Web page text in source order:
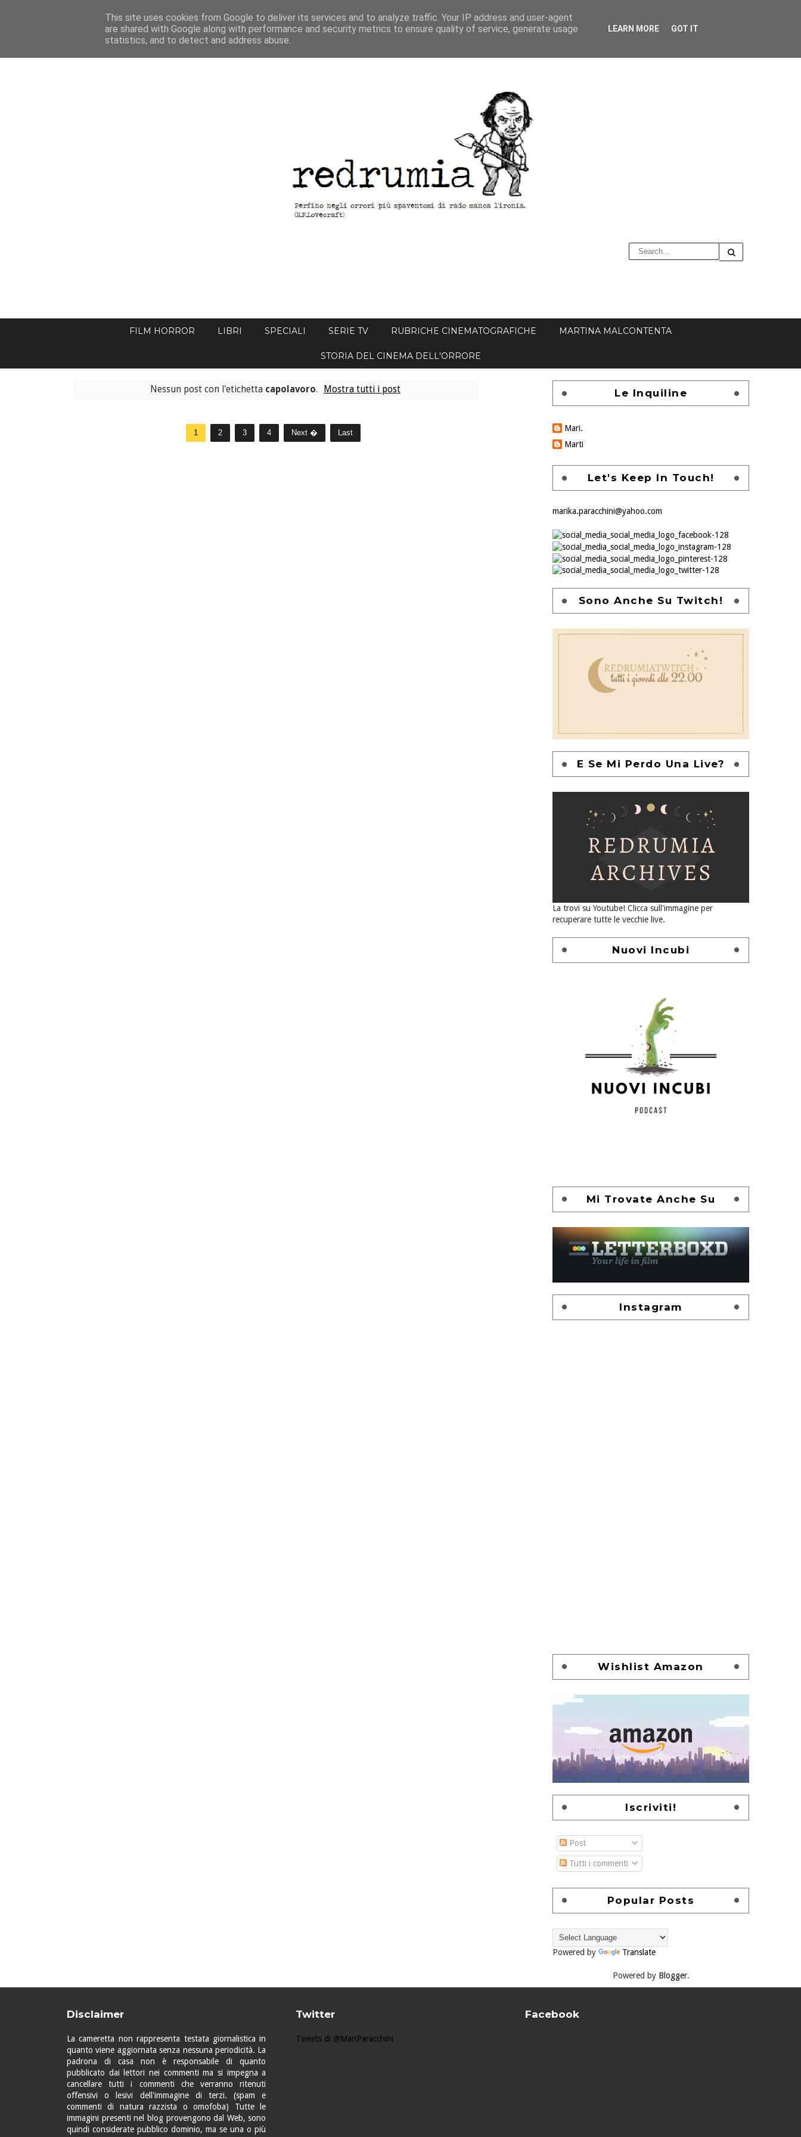
FILM HORROR LIBRI SPECIALI SERIE TV RUBRICHE CINEMATOGRAFICHE MARTINA MALCONTENTA
STORIA DEL CINEMA DELL'ORRORE
Nessun post con l'etichetta capolavoro. Mostra tutti i post
1 2 3 4 Next � Last
Le Inquiline
Mari.
Marti
Let's Keep In Touch!
marika.paracchini@yahoo.com
Sono Anche Su Twitch!
E Se Mi Perdo Una Live?
La trovi su Youtube! Clicca sull'immagine per
recuperare tutte le vecchie live.
Nuovi Incubi
Mi Trovate Anche Su
Instagram
Wishlist Amazon
Iscriviti!
Post
Tutti i commenti
Popular Posts
Powered by Translate
Powered by Blogger.
Disclaimer
La cameretta non rappresenta testata giornalistica in
quanto viene aggiornata senza nessuna periodicità. La
padrona di casa non è responsabile di quanto
pubblicato dai lettori nei commenti ma si impegna a
cancellare tutti i commenti che verranno ritenuti
offensivi o lesivi dell'immagine di terzi. (spam e
commenti di natura razzista o omofoba) Tutte le
immagini presenti nel blog provengono dal Web, sono
quindi considerate pubblico dominio, ma se una o più
Twitter
Tweets di @MariParacchini
Facebook
This site uses cookies from Google to deliver its services and to analyze traffic. Your IP address and user-agent
are shared with Google along with performance and security metrics to ensure quality of service, generate usage
statistics, and to detect and address abuse.
LEARN MORE GOT IT